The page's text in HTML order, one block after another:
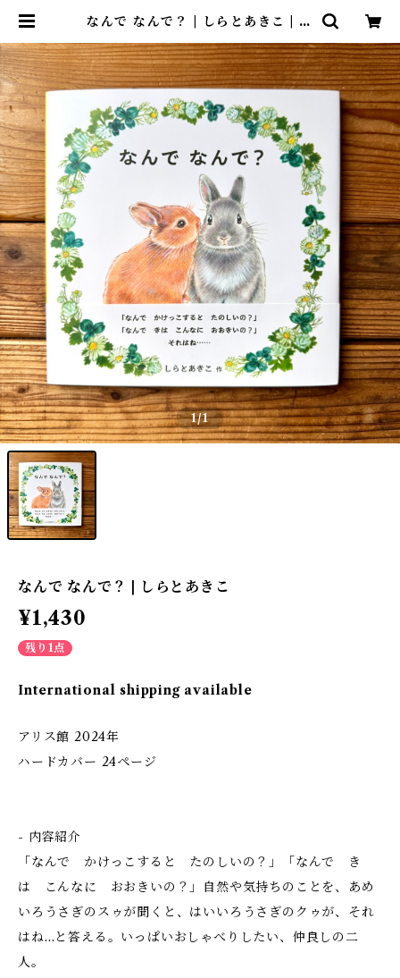
なんで なんで？ | しらとあきこ | 尾
庫
1/1
なんで なんで？ | しらとあきこ
¥1,430
残り1点
International shipping available
アリス館 2024年
ハードカバー 24ページ
- 内容紹介
「なんで かけっこすると たのしいの？」「なんで き
は こんなに おおきいの？」自然や気持ちのことを、あめ
いろうさぎのスゥが聞くと、はいいろうさぎのクゥが、それ
はね…と答える。いっぱいおしゃべりしたい、仲良しの二
人。